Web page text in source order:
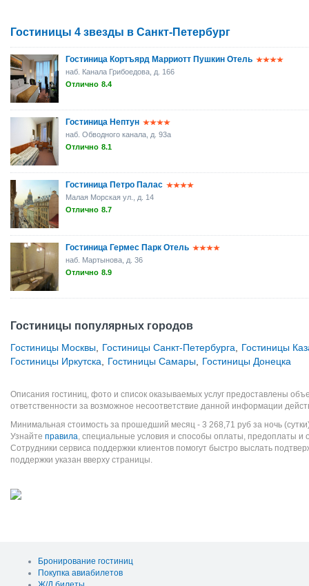
Гостиницы 4 звезды в Санкт-Петербург
Гостиница Кортъярд Марриотт Пушкин Отель
наб. Канала Грибоедова, д. 166
Отлично 8.4
Гостиница Нептун
наб. Обводного канала, д. 93а
Отлично 8.1
Гостиница Петро Палас
Малая Морская ул., д. 14
Отлично 8.7
Гостиница Гермес Парк Отель
наб. Мартынова, д. 36
Отлично 8.9
Гостиницы популярных городов
Гостиницы Москвы Гостиницы Санкт-Петербурга
Гостиницы
Гостиницы Иркутска
Гостиницы Самары Гостиницы Донецка
Описания гостиниц, фото и список оказываемых услуг предоставлены
ответственности за возможное несоответствие данной информации
Минимальная стоимость за прошедший месяц - 3 268,71 руб за ночь
Узнайте правила, специальные условия и способы оплаты, предоплаты и
Сотрудники сервиса поддержки клиентов помогут быстро выслать
поддержки указан вверху страницы.
Бронирование гостиниц
Покупка авиабилетов